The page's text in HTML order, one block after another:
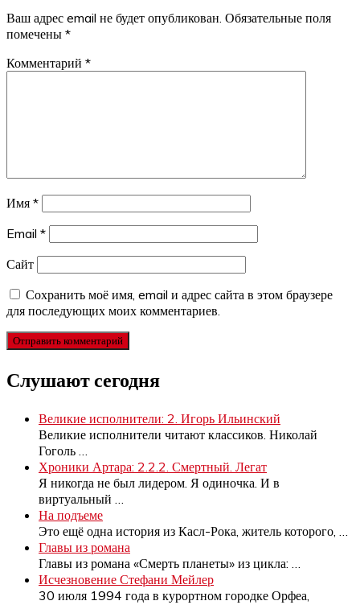
Ваш адрес email не будет опубликован. Обязательные поля
помечены *
Комментарий *
Имя *
Email *
Сайт
Сохранить моё имя, email и адрес сайта в этом браузере
для последующих моих комментариев.
Слушают сегодня
Великие исполнители: 2. Игорь Ильинский
Великие исполнители читают классиков. Николай
Гоголь
Хроники Артара: 2.2.2. Смертный. Легат
Я никогда не был лидером. Я одиночка. И в
виртуальный
На подъеме
Это ещё одна история из Касл-Рока, житель которого,
Главы из романа
Главы из романа «Смерть планеты» из цикла:
Исчезновение Стефани Мейлер
30 июля 1994 года в курортном городке Орфеа,